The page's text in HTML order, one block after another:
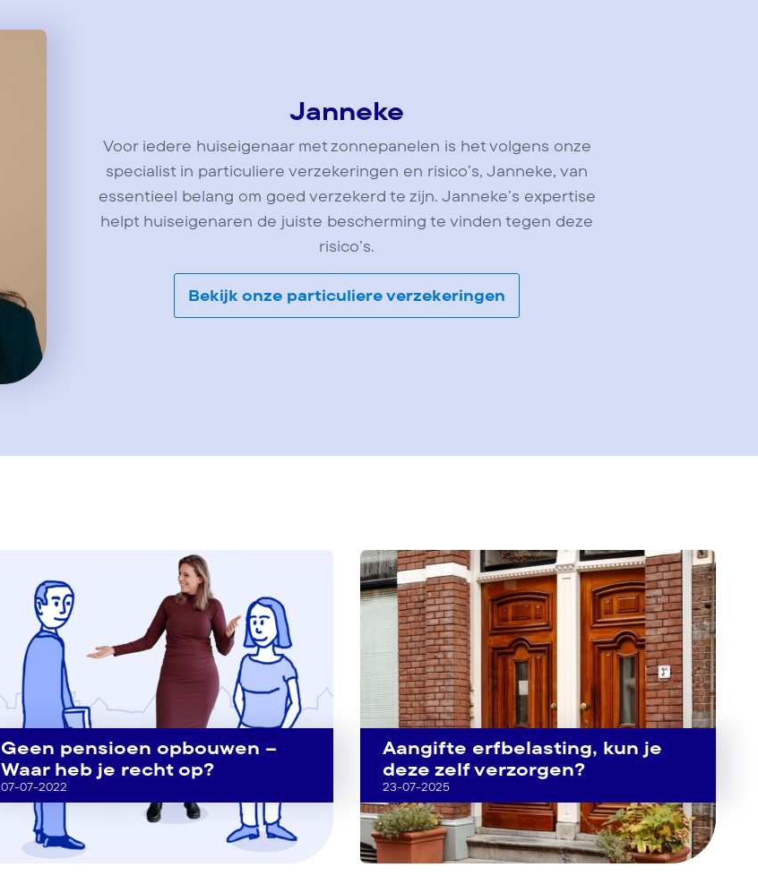
Janneke
Voor iedere huiseigenaar met zonnepanelen is het volgens onze
specialist in particuliere verzekeringen en risico’s, Janneke, van
essentieel belang om goed verzekerd te zijn. Janneke’s expertise
helpt huiseigenaren de juiste bescherming te vinden tegen deze
risico’s.
Bekijk onze particuliere verzekeringen
Geen pensioen opbouwen –
Waar heb je recht op?
07-07-2022
Aangifte erfbelasting, kun je
deze zelf verzorgen?
23-07-2025